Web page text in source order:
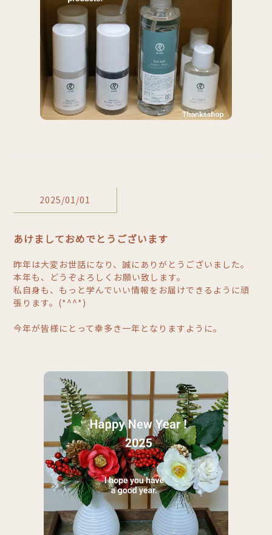
2025/01/01
あけましておめでとうございます
昨年は大変お世話になり、誠にありがとうございました。
本年も、どうぞよろしくお願い致します。
私自身も、もっと学んでいい情報をお届けできるように頑
張ります。(*^^*)
今年が皆様にとって幸多き一年となりますように。